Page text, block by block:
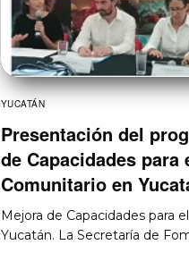
YUCATÁN
Presentación del
de Capacidades para
Comunitario en
Mejora de Capacidades para
Yucatán. La Secretaría de